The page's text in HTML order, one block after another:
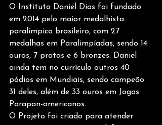
O Instituto Daniel Dias foi fundado
em 2014 pelo maior medalhista
paralímpico brasileiro, com 27
medalhas em Paralimpíadas, sendo 14
ouros, 7 pratas e 6 bronzes. Daniel
ainda tem no currículo outros 40
pódios em Mundiais, sendo campeão
31 deles, além de 33 ouros em Jogos
Parapan-americanos.
O Projeto foi criado para atender